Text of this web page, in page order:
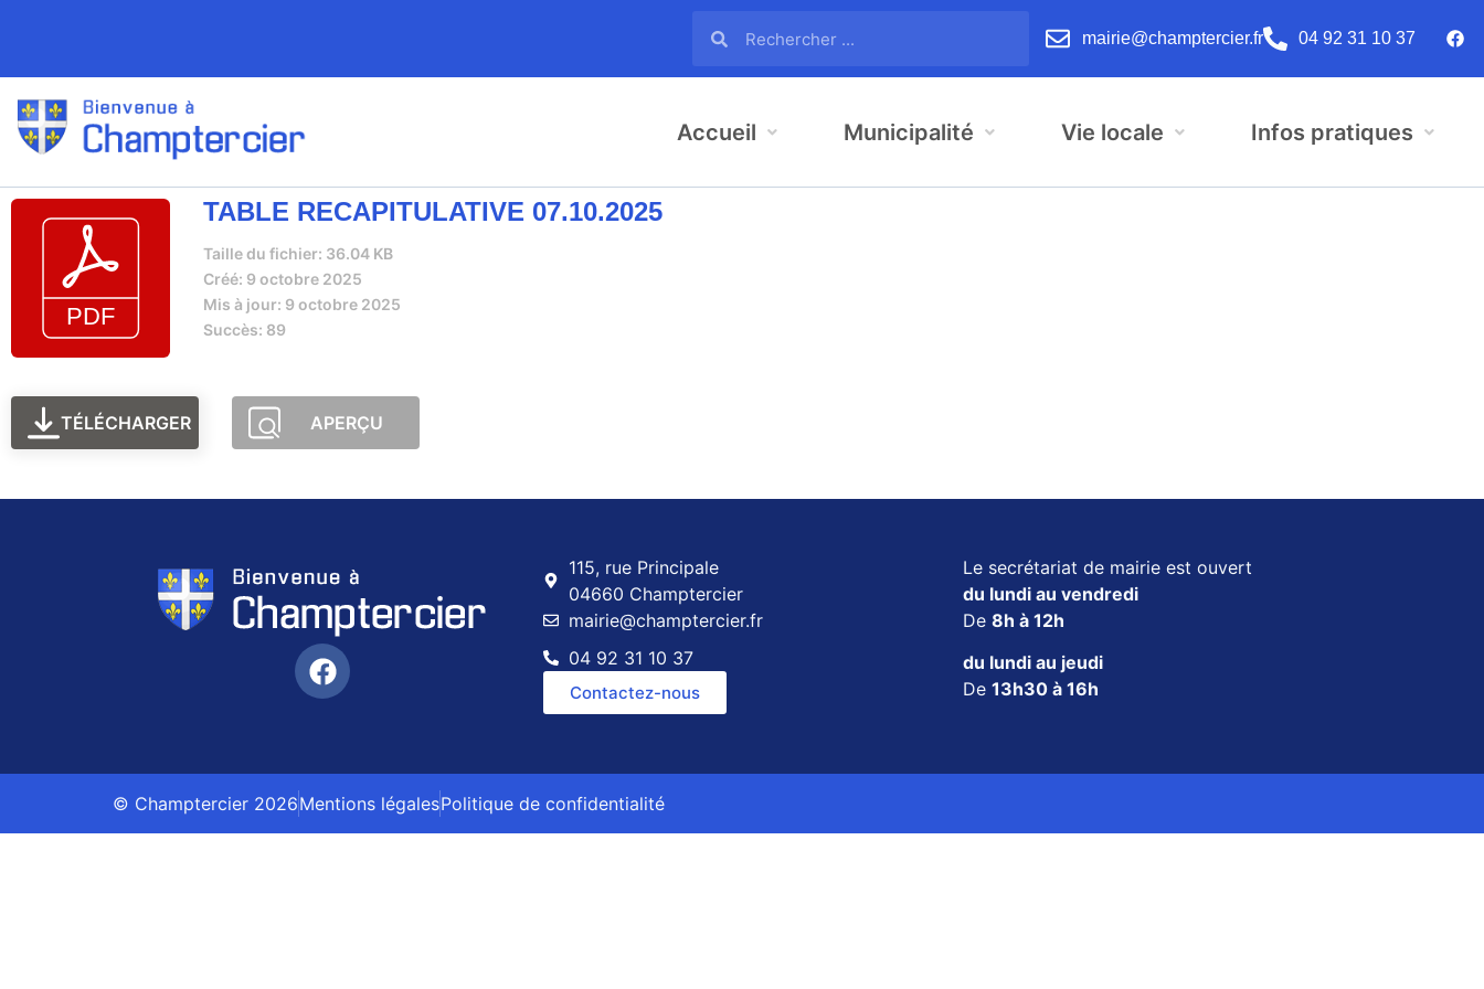
mairie@champtercier.fr 04 92 31 10 37
Accueil Municipalité Vie locale Infos pratiques
TABLE RECAPITULATIVE 07.10.2025
Taille du fichier: 36.04 KB
Créé: 9 octobre 2025
Mis à jour: 9 octobre 2025
Succès: 89
TÉLÉCHARGER APERÇU
115, rue Principale
04660 Champtercier
mairie@champtercier.fr
04 92 31 10 37
Contactez-nous
Le secrétariat de mairie est ouvert
du lundi au vendredi
De 8h à 12h
du lundi au jeudi
De 13h30 à 16h
© Champtercier 2026Mentions légalesPolitique de confidentialité